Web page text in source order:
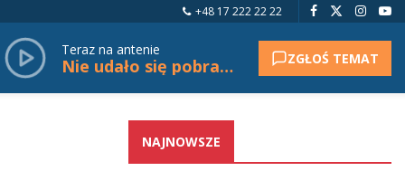
+48 17 222 22 22
Teraz na antenie
Nie udało się pobrać tytułu. ZGŁOŚ TEMAT
NAJNOWSZE